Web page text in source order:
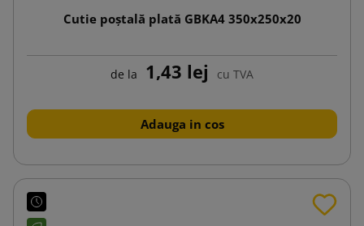
Cutie poștală plată GBKA4 350x250x20
de la 1,43 lej cu TVA
Adauga in cos